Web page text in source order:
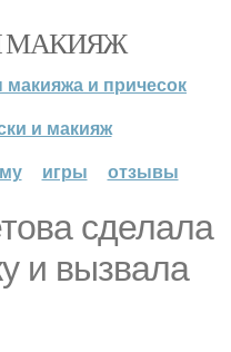
МАКИЯЖ
и причесок
и макияж
игры отзывы
сделaла
и вызвала